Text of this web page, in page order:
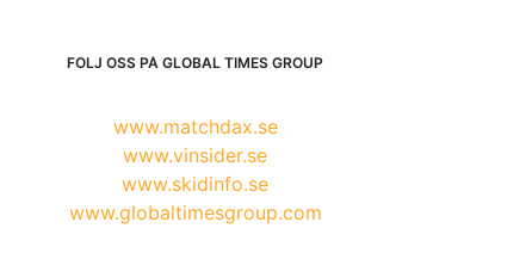
FÖLJ OSS PÅ GLOBAL TIMES GROUP
www.matchdax.se
www.vinsider.se
www.skidinfo.se
www.globaltimesgroup.com